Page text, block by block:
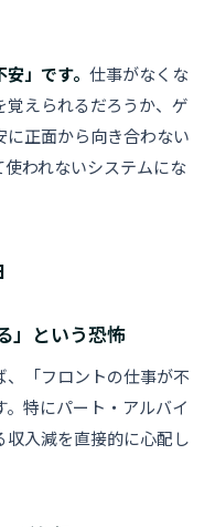
」です。 仕事がなくな
えられるだろうか、ゲ
正面から向き合わない
われないシステムにな
」という恐怖
「フロントの仕事が不
特にパート・アルバイ
収入減を直接的に心配し